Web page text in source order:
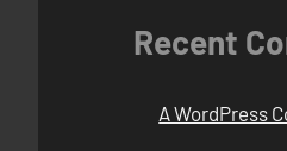
Recent
A WordPress